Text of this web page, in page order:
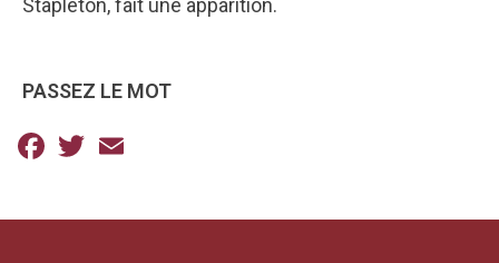
Stapleton, fait une apparition.
PASSEZ LE MOT
Facebook
Twitter